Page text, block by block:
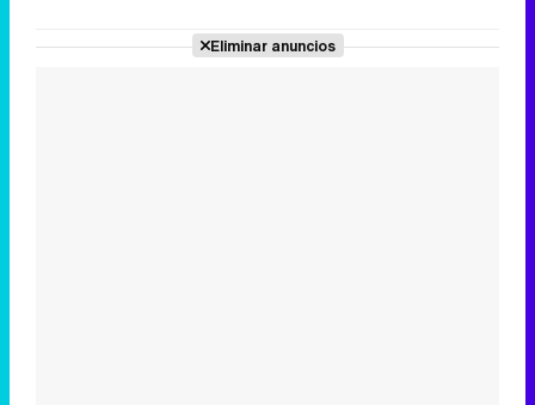
Eliminar anuncios